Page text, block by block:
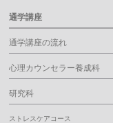
通学講座
通学講座の流れ
心理カウンセラー養成科
研究科
ストレスケアコース